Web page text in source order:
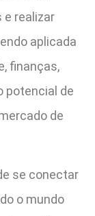
e realizar
aplicada
finanças,
potencial de
de
se conectar
o mundo